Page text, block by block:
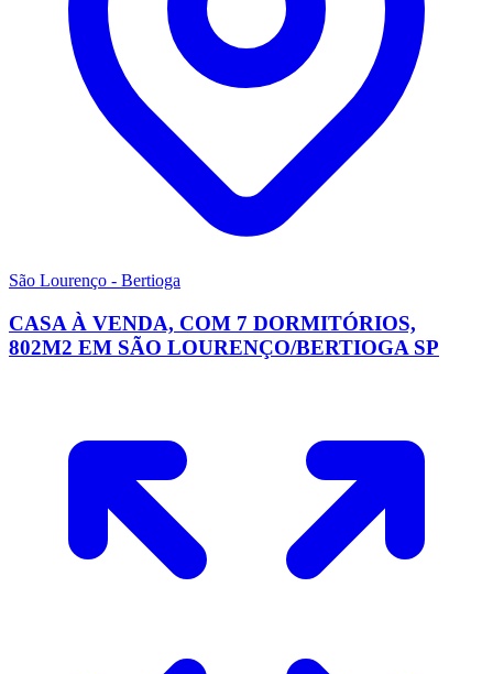
São Lourenço - Bertioga
CASA À VENDA, COM 7 DORMITÓRIOS,
802M2 EM SÃO LOURENÇO/BERTIOGA SP